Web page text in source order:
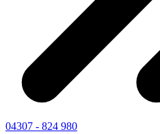
04307 - 824 980